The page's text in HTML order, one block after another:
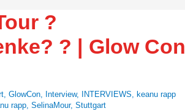
?
? | Glow Con
, GlowCon, Interview, INTERVIEWS, keanu rapp
rapp, SelinaMour, Stuttgart